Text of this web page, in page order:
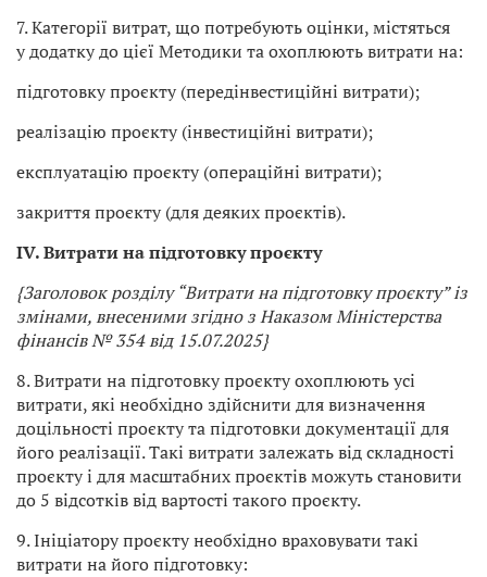
7. Категорії витрат, що потребують оцінки, містяться
у додатку до цієї Методики та охоплюють витрати на:
підготовку проєкту (передінвестиційні витрати);
реалізацію проєкту (інвестиційні витрати);
експлуатацію проєкту (операційні витрати);
закриття проєкту (для деяких проєктів).
IV. Витрати на підготовку проєкту
{Заголовок розділу “Витрати на підготовку проєкту” із
змінами, внесеними згідно з Наказом Міністерства
фінансів № 354 від 15.07.2025}
8. Витрати на підготовку проєкту охоплюють усі
витрати, які необхідно здійснити для визначення
доцільності проєкту та підготовки документації для
його реалізації. Такі витрати залежать від складності
проєкту і для масштабних проєктів можуть становити
до 5 відсотків від вартості такого проєкту.
9. Ініціатору проєкту необхідно враховувати такі
витрати на його підготовку: